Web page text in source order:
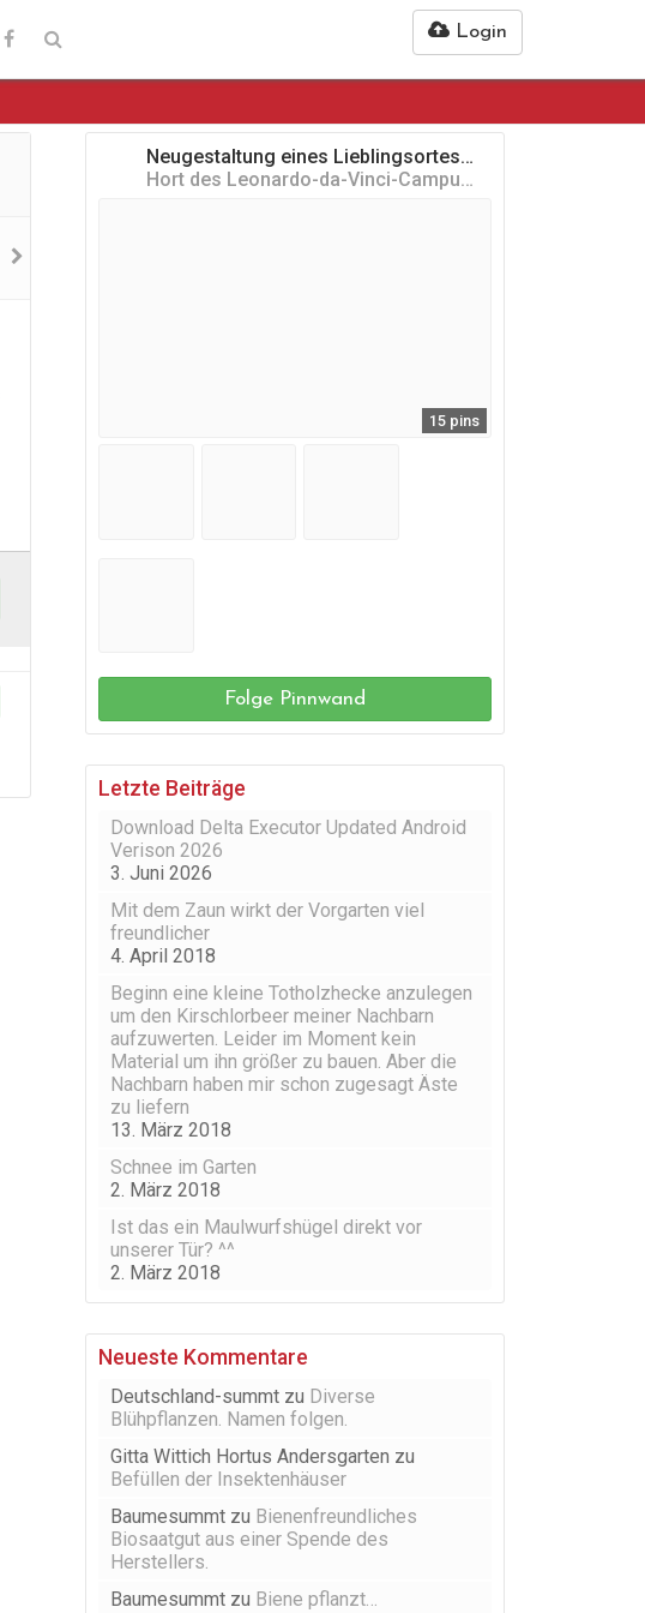
Login
Neugestaltung eines Lieblingsortes für Bienen und deren Freunde
Hort des Leonardo-da-Vinci-Campus Nauen
15 pins
Folge Pinnwand
Letzte Beiträge
Download Delta Executor Updated Android
Verison 2026
3. Juni 2026
Mit dem Zaun wirkt der Vorgarten viel
freundlicher
4. April 2018
Beginn eine kleine Totholzhecke anzulegen
um den Kirschlorbeer meiner Nachbarn
aufzuwerten. Leider im Moment kein
Material um ihn größer zu bauen. Aber die
Nachbarn haben mir schon zugesagt Äste
zu liefern
13. März 2018
Schnee im Garten
2. März 2018
Ist das ein Maulwurfshügel direkt vor
unserer Tür? ^^
2. März 2018
Neueste Kommentare
Deutschland-summt zu Diverse
Blühpflanzen. Namen folgen.
Gitta Wittich Hortus Andersgarten zu
Befüllen der Insektenhäuser
Baumesummt zu Bienenfreundliches
Biosaatgut aus einer Spende des
Herstellers.
Baumesummt zu Biene pflanzt…